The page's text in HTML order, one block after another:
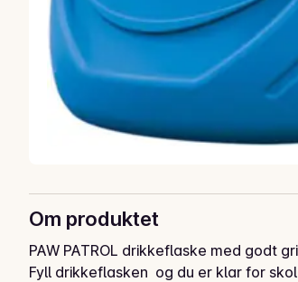
Om produktet
PAW PATROL drikkeflaske med godt
Fyll drikkeflasken  og du er klar for